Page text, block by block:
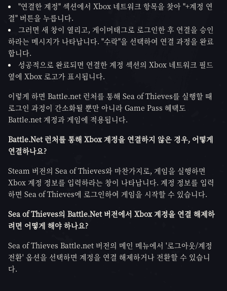
"연결한 계정" 섹션에서 Xbox 네트워크 항목을 찾아 "+계정 연
결" 버튼을 누릅니다.
그러면 새 창이 열리고, 게이머태그로 로그인한 후 연결을 승인
하라는 메시지가 나타납니다. "수락"을 선택하여 연결 과정을 완료
합니다.
성공적으로 완료되면 연결한 계정 섹션의 Xbox 네트워크 필드
옆에 Xbox 로고가 표시됩니다.
이렇게 하면 Battle.net 런처를 통해 Sea of Thieves를 실행할 때
로그인 과정이 간소화될 뿐만 아니라 Game Pass 혜택도
Battle.net 계정과 게임에 적용됩니다.
Battle.Net 런처를 통해 Xbox 계정을 연결하지 않은 경우, 어떻게
연결하나요?
Steam 버전의 Sea of Thieves와 마찬가지로, 게임을 실행하면
Xbox 계정 정보를 입력하라는 창이 나타납니다. 계정 정보를 입력
하면 Sea of Thieves에 로그인하여 게임을 시작할 수 있습니다.
Sea of Thieves의 Battle.Net 버전에서 Xbox 계정을 연결 해제하
려면 어떻게 해야 하나요?
Sea of Thieves Battle.net 버전의 메인 메뉴에서 '로그아웃/계정
전환' 옵션을 선택하면 계정을 연결 해제하거나 전환할 수 있습니
다.